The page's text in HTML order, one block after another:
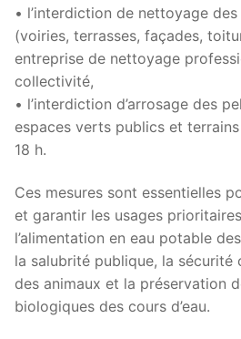
• l’interdiction de nettoyage
(voiries, terrasses, façades,
entreprise de nettoyage
collectivité,
• l’interdiction d’arrosage des
espaces verts publics et
18 h.
Ces mesures sont essentielles
et garantir les usages
l’alimentation en eau potable
la salubrité publique, la sécurité
des animaux et la préservation
biologiques des cours d’eau.